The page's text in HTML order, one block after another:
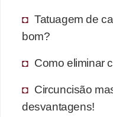
Tatuagem de
bom?
Como eliminar
Circuncisão
desvantagens!